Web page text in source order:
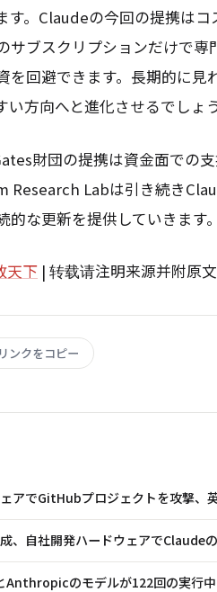
す。Claudeの今回の提携は
サブスクリプションだけで
を回避できます。長期的に見
方向へと進化させるでしょう
財団の提携は資金面での
Research Labは引き続き
な更新を提供していきます。
天下 | 转载请注明来源并附原
リンクをコピー
アでGitHubプロジェクトを攻撃、
、自社開発ハードウェアでClaude
Anthropicのモデルが122回の実行